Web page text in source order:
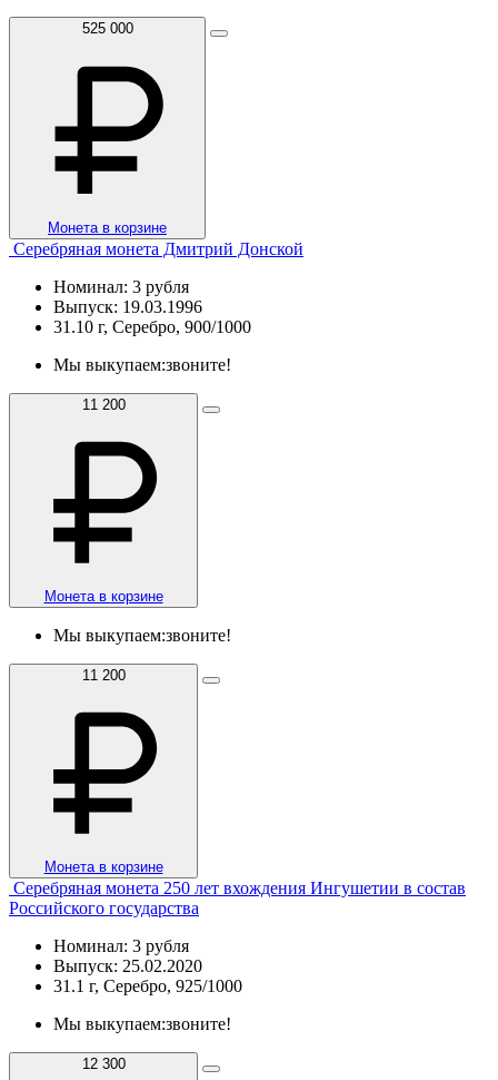
525 000
Монета в корзине
Серебряная монета Дмитрий Донской
Номинал: 3 рубля
Выпуск: 19.03.1996
31.10 г, Серебро, 900/1000
Мы выкупаем:звоните!
11 200
Монета в корзине
Мы выкупаем:звоните!
11 200
Монета в корзине
Серебряная монета 250 лет вхождения Ингушетии в состав
Российского государства
Номинал: 3 рубля
Выпуск: 25.02.2020
31.1 г, Серебро, 925/1000
Мы выкупаем:звоните!
12 300